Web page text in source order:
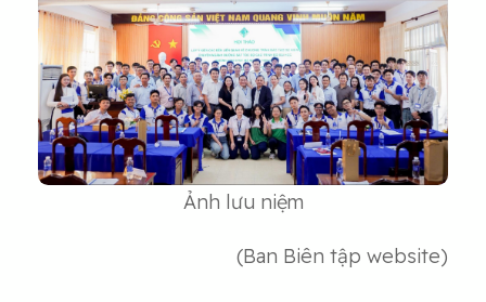
Ảnh lưu niệm
(Ban Biên tập website)